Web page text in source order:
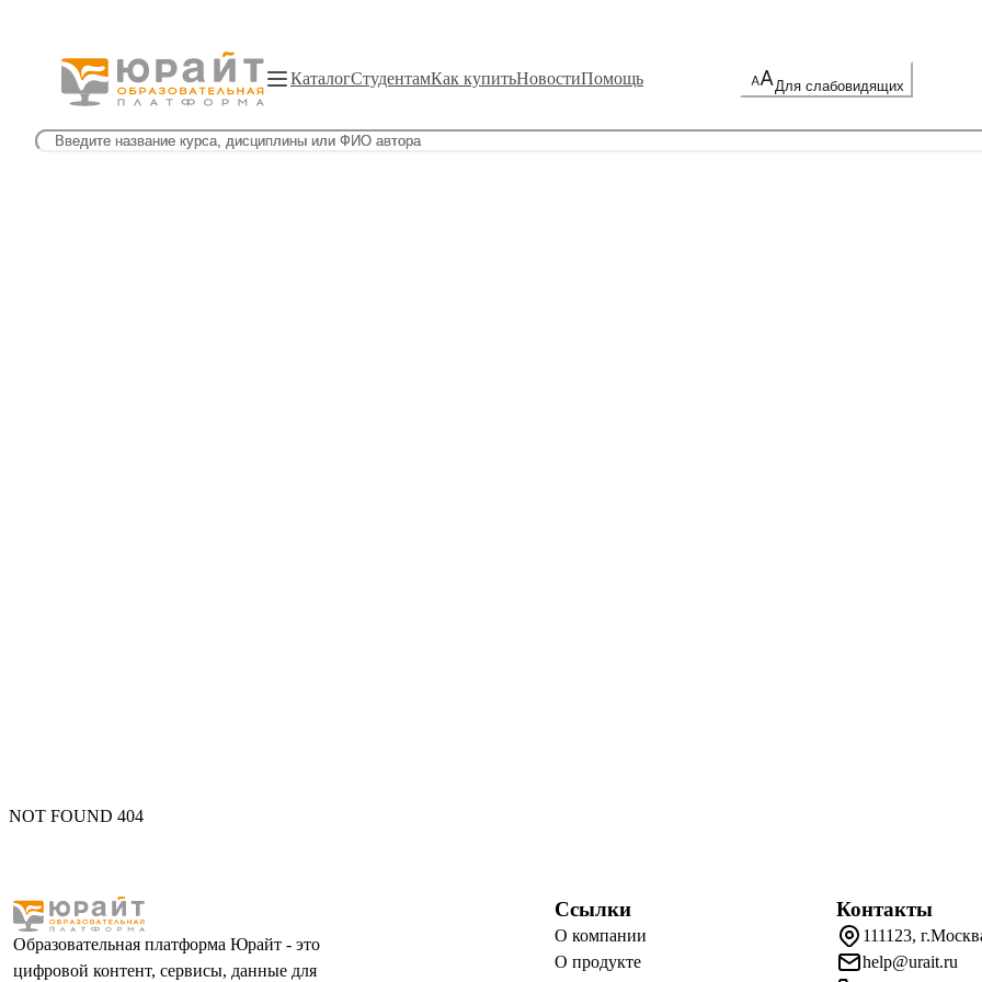
КаталогСтудентамКак купитьНовостиПомощь Для слабовидящих
NOT FOUND 404
Образовательная платформа Юрайт - это
цифровой контент, сервисы, данные для
Ссылки
О компании
О продукте
Контакты
111123,
help@urait.ru